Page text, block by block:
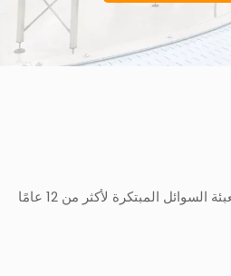
المبتكرة لأكثر من 12 عامًا